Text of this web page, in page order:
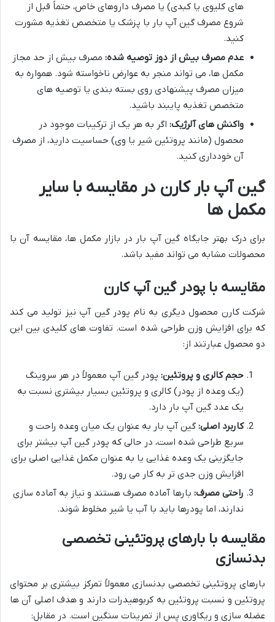
های کلیوی یا کبدی) یا مصرف داروهای خاص، حتماً قبل از
شروع مصرف گین آپ بار با پزشک یا متخصص تغذیه مشورت
کنید.
عدم مصرف بیش از دوز توصیه شده: مصرف بیش از حد مجاز
مکمل ها، می تواند منجر به عوارض ناخواسته شود. همواره به
میزان مصرف پیشنهادی روی بسته بندی یا توصیه های
متخصص تغذیه پایبند باشید.
واکنش های آلرژیک: اگر به هر یک از ترکیبات موجود در
محصول (مانند پروتئین شیر یا وی) حساسیت دارید، از مصرف
آن خودداری کنید.
گین آپ بار کارن در مقایسه با سایر
مکمل ها
برای درک بهتر جایگاه گین آپ بار در بازار مکمل ها، مقایسه آن با
محصولات مشابه می تواند مفید باشد.
مقایسه با پودر گین آپ کارن
شرکت کارن محصول دیگری به نام پودر گین آپ نیز تولید می کند
که برای افزایش وزن طراحی شده است. تفاوت های کلیدی بین این
دو محصول عبارتند از:
حجم کالری و پروتئین: پودر گین آپ معمولاً در هر سروینگ
(یک وعده از پودر) کالری و پروتئین بسیار بیشتری نسبت به
یک عدد گین آپ بار دارد.
کاربرد اصلی: گین آپ بار به عنوان یک میان وعده راحت و
سریع طراحی شده است، در حالی که پودر گین آپ بیشتر برای
جایگزینی یک وعده غذایی یا به عنوان مکمل غذایی اصلی برای
افزایش وزن جدی تر به کار می رود.
راحتی مصرف: بارها آماده مصرف هستند و نیاز به آماده سازی
ندارند، اما پودرها باید با آب یا شیر مخلوط شوند.
مقایسه با بارهای پروتئینی تخصصی
بدنسازی
بارهای پروتئینی تخصصی بدنسازی معمولاً تمرکز بیشتری بر محتوای
پروتئین و نسبت پروتئین به کربوهیدرات دارند و هدف اصلی آن ها
عضله سازی و ریکاوری پس از تمرینات سنگین است. در مقابل: